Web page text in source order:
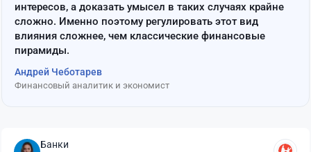
интересов, а доказать умысел в таких случаях крайне
сложно. Именно поэтому регулировать этот вид
влияния сложнее, чем классические финансовые
пирамиды.
Андрей Чеботарев
Финансовый аналитик и экономист
Банки